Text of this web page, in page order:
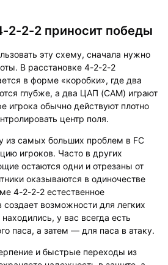
2-2-2 приносит победы
эту схему, сначала нужно
В расстановке 4-2-2-2
в форме «коробки», где два
глубже, а два ЦАП (CAM) играют
игрока обычно действуют плотно
центр поля.
из самых больших проблем в FC
игроков. Часто в других
остаются одни и отрезаны от
оказываются в одиночестве
4-2-2-2 естественное
возможности для легких
у вас всегда есть
паса, а затем — для паса в атаку.
и быстрые переходы из